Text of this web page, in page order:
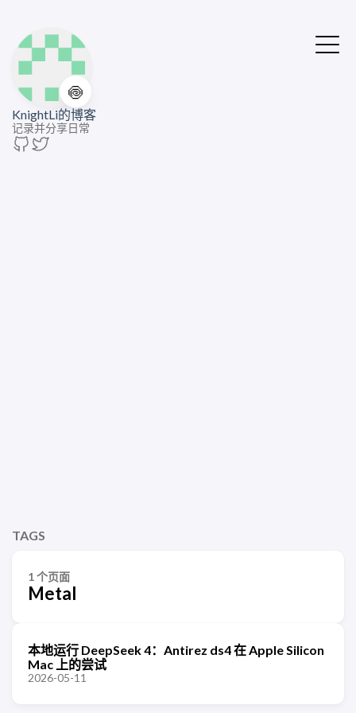
🍥
KnightLi的博客
记录并分享日常
TAGS
1 个页面
Metal
本地运行 DeepSeek 4：Antirez ds4 在 Apple Silicon
Mac 上的尝试
2026-05-11